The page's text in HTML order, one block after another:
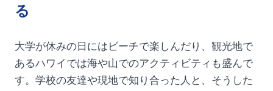
る
大学が休みの日にはビーチで楽しんだり、観光地で
あるハワイでは海や山でのアクティビティも盛んで
す。学校の友達や現地で知り合った人と、そうした